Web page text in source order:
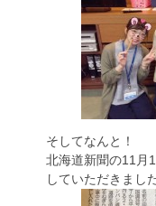
そしてなんと！
北海道新聞の11月
していただきまし